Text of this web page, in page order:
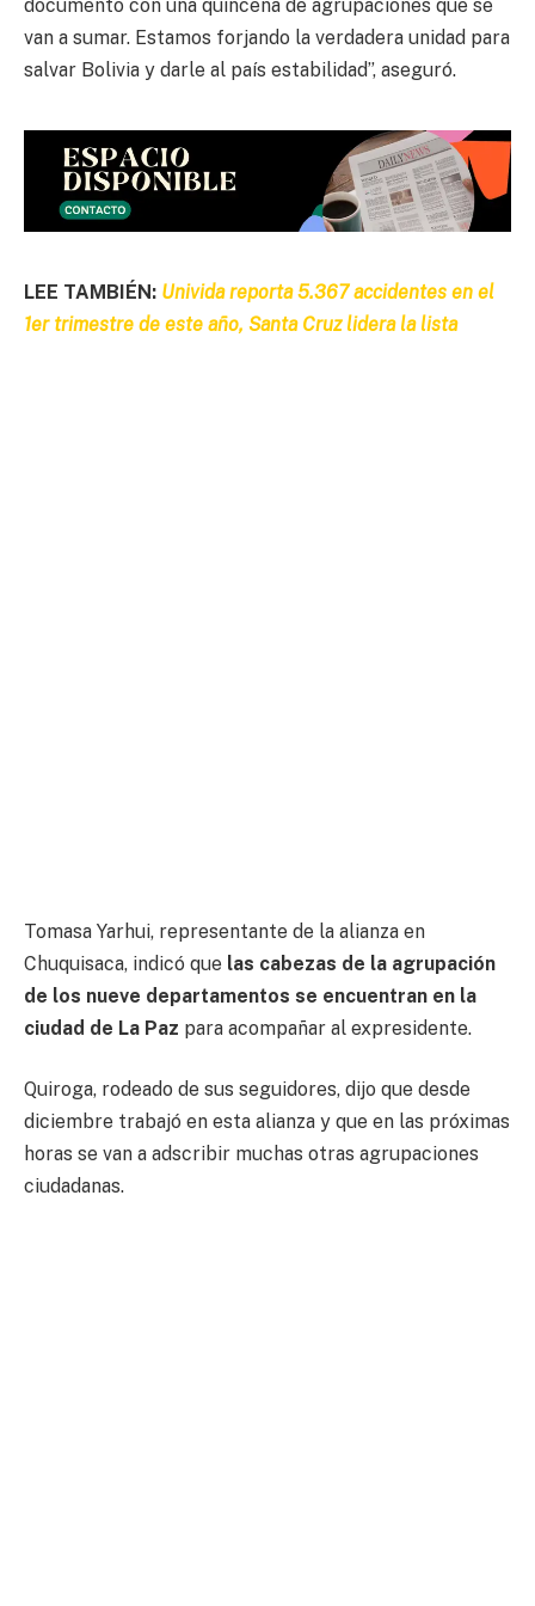
documento con una quincena de agrupaciones que se
van a sumar. Estamos forjando la verdadera unidad para
salvar Bolivia y darle al país estabilidad”, aseguró.
LEE TAMBIÉN: Univida reporta 5.367 accidentes en el
1er trimestre de este año, Santa Cruz lidera la lista
Tomasa Yarhui, representante de la alianza en
Chuquisaca, indicó que las cabezas de la agrupación
de los nueve departamentos se encuentran en la
ciudad de La Paz para acompañar al expresidente.
Quiroga, rodeado de sus seguidores, dijo que desde
diciembre trabajó en esta alianza y que en las próximas
horas se van a adscribir muchas otras agrupaciones
ciudadanas.